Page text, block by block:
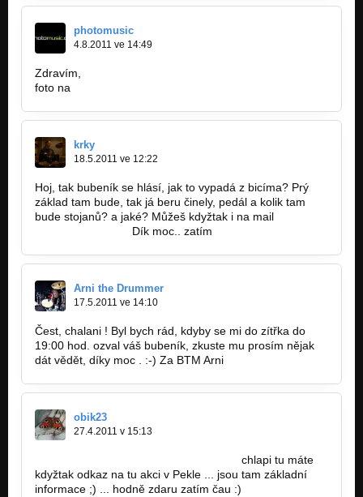
photomusic
4.8.2011 ve 14:49
Zdravím,
foto na
krky
18.5.2011 ve 12:22
Hoj, tak bubeník se hlásí, jak to vypadá z bicíma? Prý
základ tam bude, tak já beru činely, pedál a kolik tam
bude stojanů? a jaké? Můžeš kdyžtak i na mail
Dík moc.. zatím
Arni the Drummer
17.5.2011 ve 14:10
Čest, chalani ! Byl bych rád, kdyby se mi do zítřka do
19:00 hod. ozval váš bubeník, zkuste mu prosím nějak
dát vědět, díky moc . :-) Za BTM Arni
obik23
27.4.2011 v 15:13
chlapi tu máte
kdyžtak odkaz na tu akci v Pekle ... jsou tam základní
informace ;) ... hodně zdaru zatím čau :)